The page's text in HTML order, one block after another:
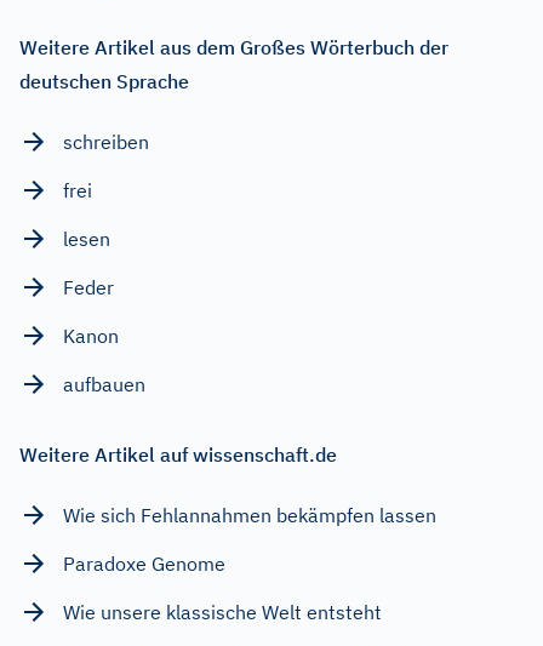
Weitere Artikel aus dem Großes Wörterbuch der
deutschen Sprache
schreiben
frei
lesen
Feder
Kanon
aufbauen
Weitere Artikel auf wissenschaft.de
Wie sich Fehlannahmen bekämpfen lassen
Paradoxe Genome
Wie unsere klassische Welt entsteht